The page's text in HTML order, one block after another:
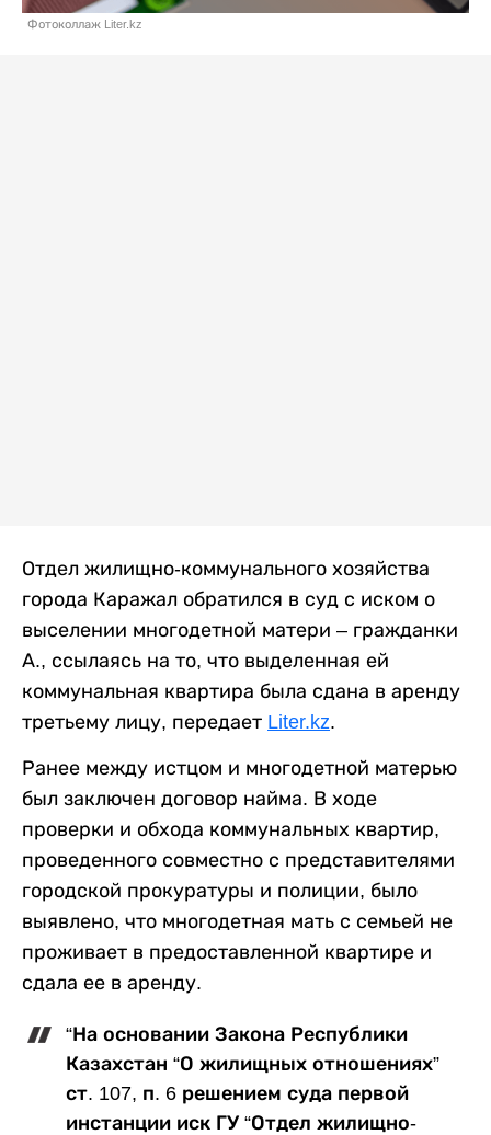
Фотоколлаж Liter.kz
Отдел жилищно-коммунального хозяйства
города Каражал обратился в суд с иском о
выселении многодетной матери – гражданки
А., ссылаясь на то, что выделенная ей
коммунальная квартира была сдана в аренду
третьему лицу, передает Liter.kz.
Ранее между истцом и многодетной матерью
был заключен договор найма. В ходе
проверки и обхода коммунальных квартир,
проведенного совместно с представителями
городской прокуратуры и полиции, было
выявлено, что многодетная мать с семьей не
проживает в предоставленной квартире и
сдала ее в аренду.
“На основании Закона Республики
Казахстан “О жилищных отношениях”
ст. 107, п. 6 решением суда первой
инстанции иск ГУ “Отдел жилищно-